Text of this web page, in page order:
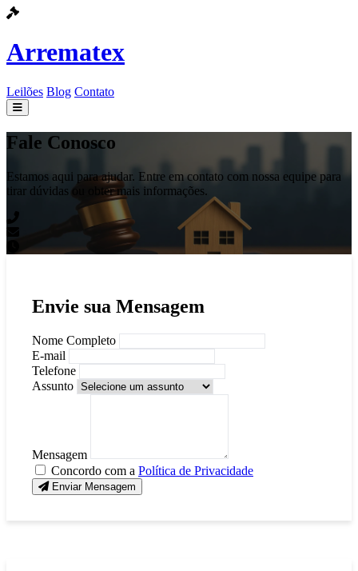
Arrematex
Leilões Blog Contato
Leilões
Fale Conosco
Estamos aqui para ajudar. Entre em contato com nossa equipe para
tirar dúvidas ou obter mais informações.
Envie sua Mensagem
Nome Completo
E-mail
Telefone
Assunto
Mensagem
Concordo com a Política de Privacidade
Enviar Mensagem